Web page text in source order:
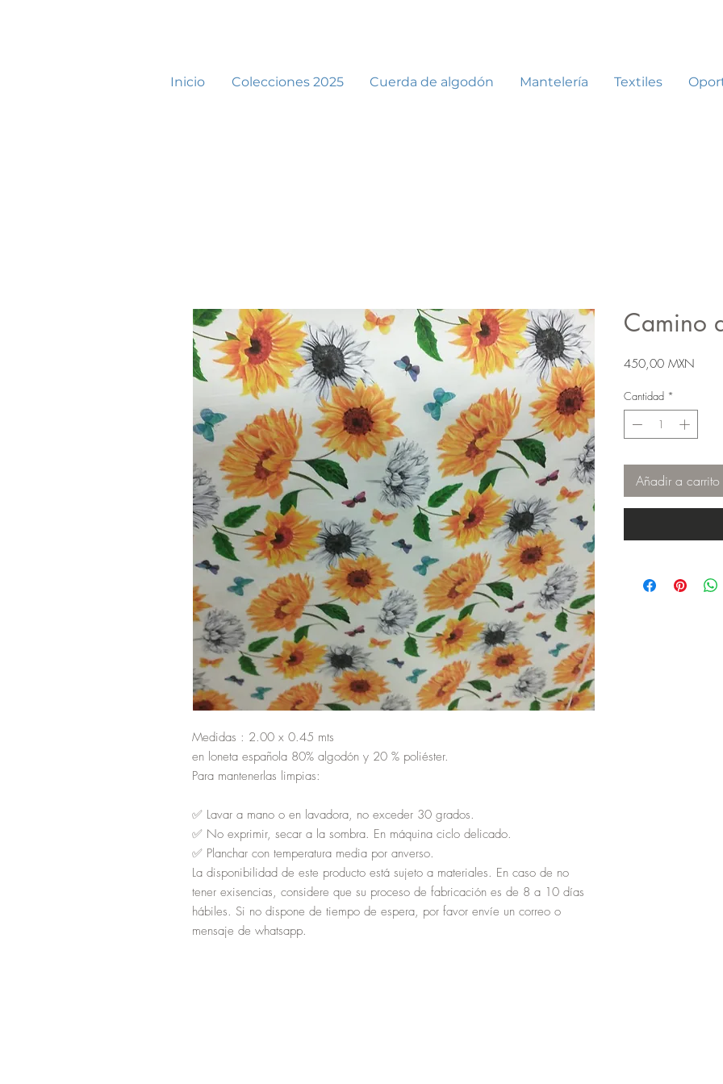
Inicio Colecciones 2025 Cuerda de algodón Mantelería Textiles
Medidas : 2.00 x 0.45 mts
en loneta española 80% algodón y 20 % poliéster.
Para mantenerlas limpias:
✅ Lavar a mano o en lavadora, no exceder 30 grados.
✅ No exprimir, secar a la sombra. En máquina ciclo delicado.
✅ Planchar con temperatura media por anverso.
La disponibilidad de este producto está sujeto a materiales. En caso de no
tener exisencias, considere que su proceso de fabricación es de 8 a 10 días
hábiles. Si no dispone de tiempo de espera, por favor envíe un correo o
mensaje de whatsapp.
Camino
450,00 MXNPrecio
Cantidad *
Añadir a carrito